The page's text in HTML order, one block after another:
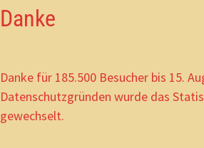
Danke
Danke für 185.500 Besucher bis 15.
Datenschutzgründen wurde das
gewechselt.